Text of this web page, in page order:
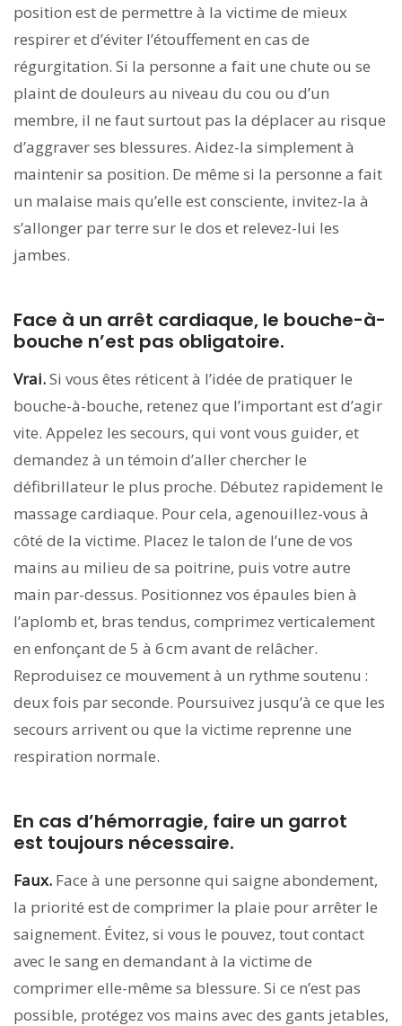
position est de permettre à la victime de mieux
respirer et d’éviter l’étouffement en cas de
régurgitation. Si la personne a fait une chute ou se
plaint de douleurs au niveau du cou ou d’un
membre, il ne faut surtout pas la déplacer au risque
d’aggraver ses blessures. Aidez-la simplement à
maintenir sa position. De même si la personne a fait
un malaise mais qu’elle est consciente, invitez-la à
s’allonger par terre sur le dos et relevez-lui les
jambes.
Face à un arrêt cardiaque, le bouche-à-
bouche n’est pas obligatoire.
Vrai.Si vous êtes réticent à l’idée de pratiquer le
bouche-à-bouche, retenez que l’important est d’agir
vite. Appelez les secours, qui vont vous guider, et
demandez à un témoin d’aller chercher le
défibrillateur le plus proche. Débutez rapidement le
massage cardiaque. Pour cela, agenouillez-vous à
côté de la victime. Placez le talon de l’une de vos
mains au milieu de sa poitrine, puis votre autre
main par-dessus. Positionnez vos épaules bien à
l’aplomb et, bras tendus, comprimez verticalement
en enfonçant de 5 à 6 cm avant de relâcher.
Reproduisez ce mouvement à un rythme soutenu :
deux fois par seconde. Poursuivez jusqu’à ce que les
secours arrivent ou que la victime reprenne une
respiration normale.
En cas d’hémorragie, faire un garrot
est toujours nécessaire.
Faux. Face à une personne qui saigne abondement,
la priorité est de comprimer la plaie pour arrêter le
saignement. Évitez, si vous le pouvez, tout contact
avec le sang en demandant à la victime de
comprimer elle-même sa blessure. Si ce n’est pas
possible, protégez vos mains avec des gants jetables,